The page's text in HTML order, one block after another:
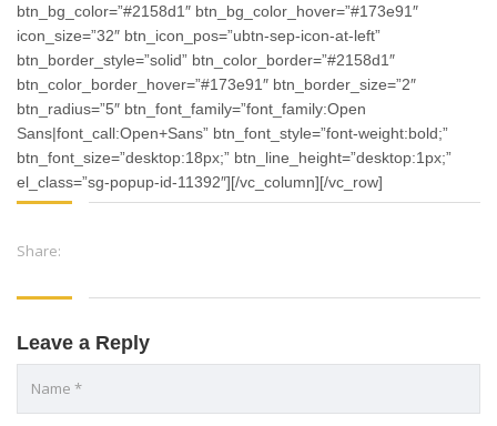
btn_bg_color=”#2158d1″ btn_bg_color_hover=”#173e91″
icon_size=”32″ btn_icon_pos=”ubtn-sep-icon-at-left”
btn_border_style=”solid” btn_color_border=”#2158d1″
btn_color_border_hover=”#173e91″ btn_border_size=”2″
btn_radius=”5″ btn_font_family=”font_family:Open
Sans|font_call:Open+Sans” btn_font_style=”font-weight:bold;”
btn_font_size=”desktop:18px;” btn_line_height=”desktop:1px;”
el_class=”sg-popup-id-11392″][/vc_column][/vc_row]
Share:
Leave a Reply